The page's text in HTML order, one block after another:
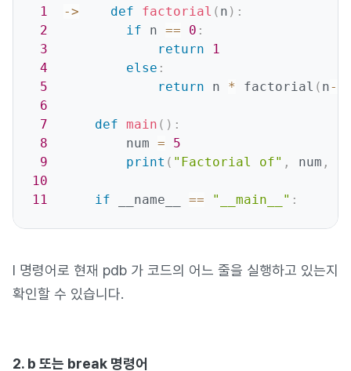
1
-> def factorial ( n ) :
2
if n == 0 :
3
return
1
4
else :
5
return n * factorial ( n-
6
7
def main ( ) :
8
          num
=
5
9
print ( "Factorial of" , num ,
10
11
if __name__ == "__main__" :
l 명령어로 현재 pdb 가 코드의 어느 줄을 실행하고 있는지
확인할 수 있습니다.
2. b 또는 break 명령어